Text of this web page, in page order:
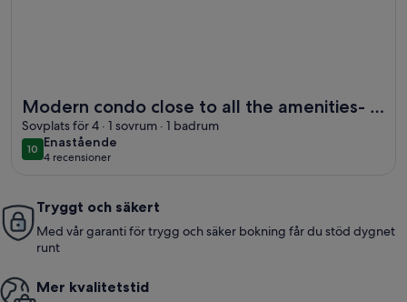
Modern condo close to all the amenities- 5
min walk to the Marina
Sovplats för 4 · 1 sovrum · 1 badrum
1010 av 10
Enastående
enastående
4 recensioner
(4 recensioner)
Tryggt och säkert
Med vår garanti för trygg och säker bokning får du stöd dygnet
runt
Mer kvalitetstid